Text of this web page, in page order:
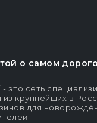
о самом
это сеть
из крупнейших в
для